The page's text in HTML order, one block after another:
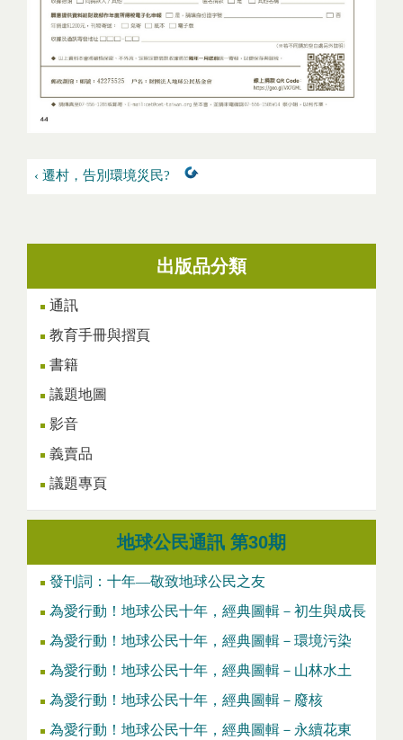
‹ 遷村，告別環境災民?
出版品分類
通訊
教育手冊與摺頁
書籍
議題地圖
影音
義賣品
議題專頁
地球公民通訊 第30期
發刊詞：十年—敬致地球公民之友
為愛行動！地球公民十年，經典圖輯－初生與成長
為愛行動！地球公民十年，經典圖輯－環境污染
為愛行動！地球公民十年，經典圖輯－山林水土
為愛行動！地球公民十年，經典圖輯－廢核
為愛行動！地球公民十年，經典圖輯－永續花東